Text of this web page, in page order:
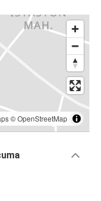
©OpenStreetMap